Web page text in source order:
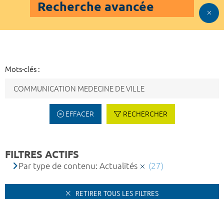
Recherche avancée
Mots-clés :
EFFACER RECHERCHER
FILTRES ACTIFS
Par type de contenu: Actualités (27)
RETIRER TOUS LES FILTRES